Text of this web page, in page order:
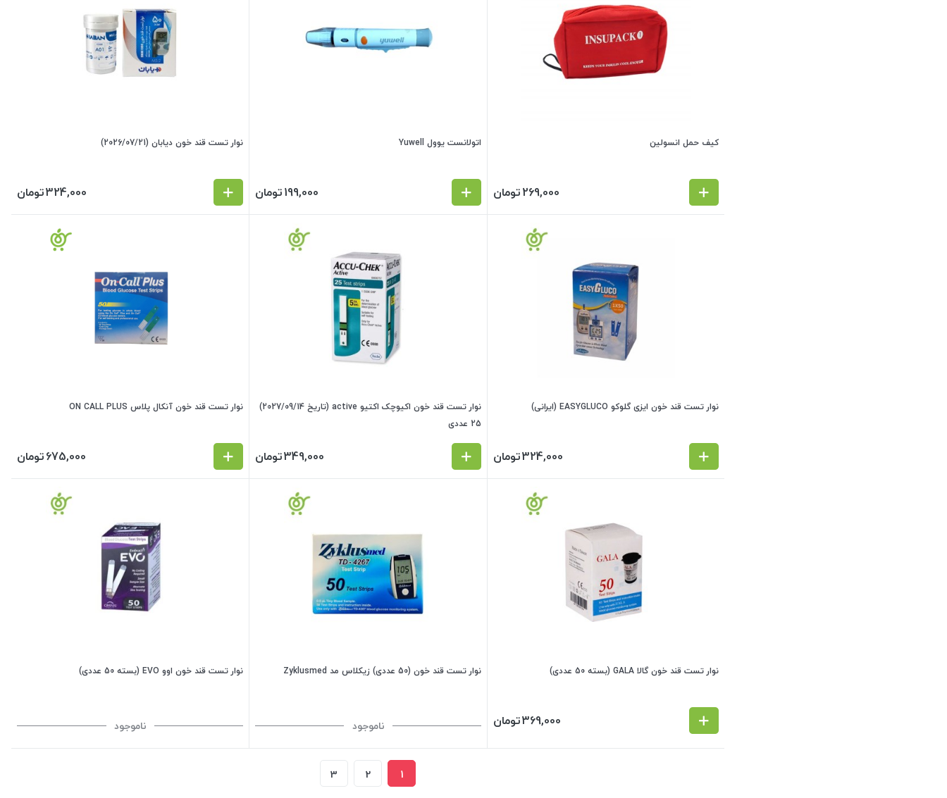
کیف حمل انسولین
269,000تومان
اتولانست یوول Yuwell
199,000تومان
نوار تست قند خون دیابان (2026/07/21)
324,000تومان
نوار تست قند خون ایزی گلوکو EASYGLUCO (ایرانی)
324,000تومان
نوار تست قند خون اکیوچک اکتیو active (تاریخ 2027/09/14)
25 عددی
349,000تومان
نوار تست قند خون آنکال پلاس ON CALL PLUS
675,000تومان
نوار تست قند خون گالا GALA (بسته 50 عددی)
369,000تومان
نوار تست قند خون (50 عددی) زیکلاس مد Zyklusmed
ناموجود
نوار تست قند خون اوو EVO (بسته 50 عددی)
ناموجود
1
2
3